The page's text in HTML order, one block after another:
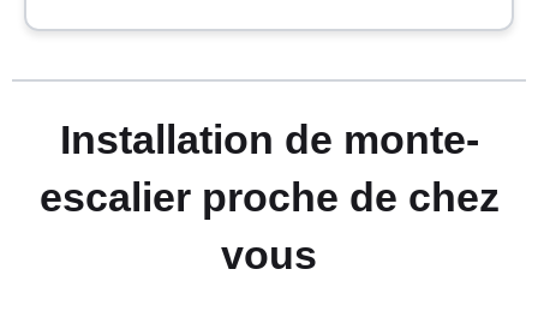
Installation de monte-
escalier proche de chez
vous